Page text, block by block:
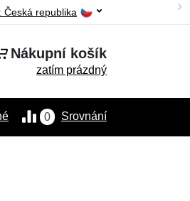
Česká republika
Nákupní košík
zatím prázdný
0 Srovnání